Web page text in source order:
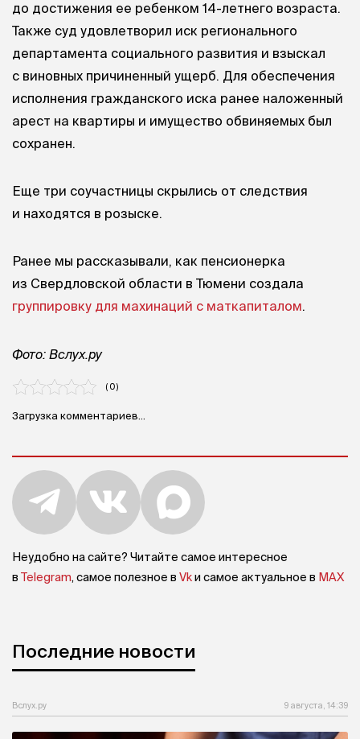
до достижения ее ребенком 14-летнего возраста.
Также суд удовлетворил иск регионального
департамента социального развития и взыскал
с виновных причиненный ущерб. Для обеспечения
исполнения гражданского иска ранее наложенный
арест на квартиры и имущество обвиняемых был
сохранен.
Еще три соучастницы скрылись от следствия
и находятся в розыске.
Ранее мы рассказывали, как пенсионерка
из Свердловской области в Тюмени создала
группировку для махинаций с маткапиталом.
Фото: Вслух.ру
( 0 )
Загрузка комментариев...
Неудобно на сайте? Читайте самое интересное
в Telegram, самое полезное в Vkи самое актуальное в MAX
Последние новости
Вслух.ру 9 августа, 14:39